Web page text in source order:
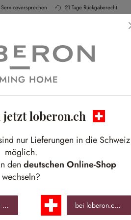
Serviceversprechen 21 Tage Rückgaberecht
Bad
jetzt loberon.ch
nur Lieferungen in die Schweiz
möglich.
den deutschen Online-Shop
wechseln?
bei loberon.ch